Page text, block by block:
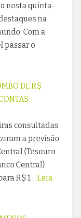
nesta quinta-
na
Com a
passar o
DE R$
consultadas
a previsão
(Tesouro
Central)
R$ 1… Leia